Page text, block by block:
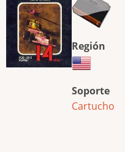
Región
Soporte
Cartucho